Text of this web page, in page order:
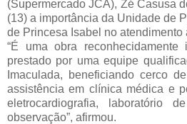
(Supermercado JCA), Zé Casusa
(13) a importância da Unidade de
de Princesa Isabel no
“É uma obra reconhecidamente
prestado por uma equipe
Imaculada, beneficiando cerco
assistência em clínica médica e
eletrocardiografia, laboratório
observação”, afirmou.